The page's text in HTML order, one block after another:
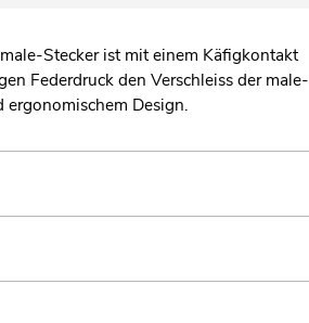
Stecker ist mit einem Käfigkontakt
Federdruck den Verschleiss der male-
Design.